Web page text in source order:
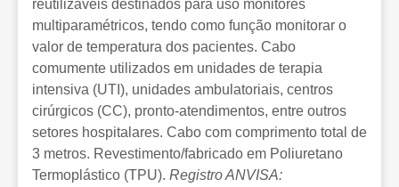
reutilizáveis destinados para uso monitores
multiparamétricos, tendo como função monitorar o
valor de temperatura dos pacientes. Cabo
comumente utilizados em unidades de terapia
intensiva (UTI), unidades ambulatoriais, centros
cirúrgicos (CC), pronto-atendimentos, entre outros
setores hospitalares. Cabo com comprimento total de
3 metros. Revestimento/fabricado em Poliuretano
Termoplástico (TPU). Registro ANVISA: